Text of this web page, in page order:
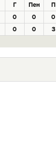
Г Пен П
0 0 0
0 0 3